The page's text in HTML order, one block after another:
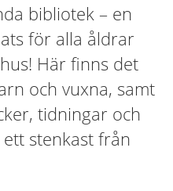
bibliotek – en
för alla åldrar
Här finns det
och vuxna, samt
tidningar och
stenkast från